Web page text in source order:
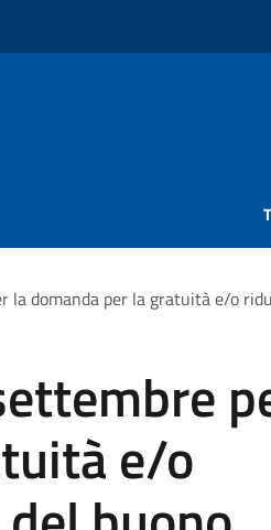
la domanda per la gratuità e/o
e/o